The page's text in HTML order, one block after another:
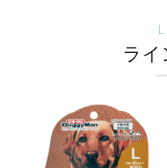
ライ